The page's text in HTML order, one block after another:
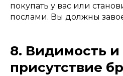
покупать у вас или
послами. Вы должны
8. Видимость и
присутствие